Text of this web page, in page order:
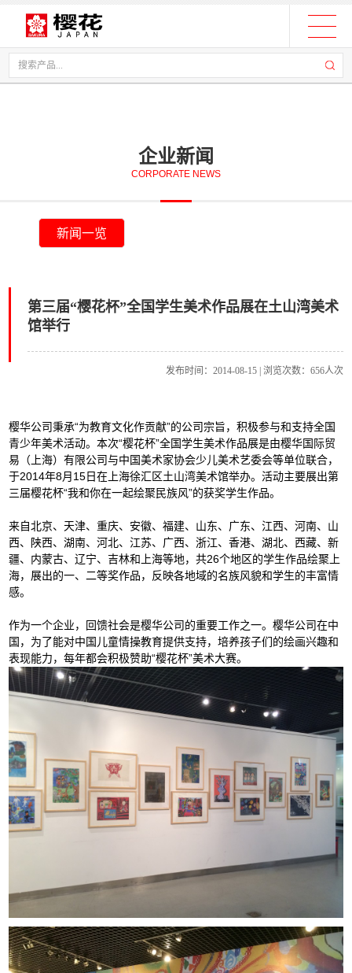
企业新闻
CORPORATE NEWS
新闻一览
第三届“樱花杯”全国学生美术作品展在土山湾美术
馆举行
发布时间：2014-08-15 | 浏览次数： 656人次
樱华公司秉承“为教育文化作贡献”的公司宗旨，积极参与和支持全国
青少年美术活动。本次“樱花杯”全国学生美术作品展是由樱华国际贸
易（上海）有限公司与中国美术家协会少儿美术艺委会等单位联合，
于2014年8月15日在上海徐汇区土山湾美术馆举办。活动主要展出第
三届樱花杯“我和你在一起绘聚民族风”的获奖学生作品。
来自北京、天津、重庆、安徽、福建、山东、广东、江西、河南、山
西、陕西、湖南、河北、江苏、广西、浙江、香港、湖北、西藏、新
疆、内蒙古、辽宁、吉林和上海等地，共26个地区的学生作品绘聚上
海，展出的一、二等奖作品，反映各地域的名族风貌和学生的丰富情
感。
作为一个企业，回馈社会是樱华公司的重要工作之一。樱华公司在中
国，为了能对中国儿童情操教育提供支持，培养孩子们的绘画兴趣和
表现能力，每年都会积极赞助“樱花杯”美术大赛。